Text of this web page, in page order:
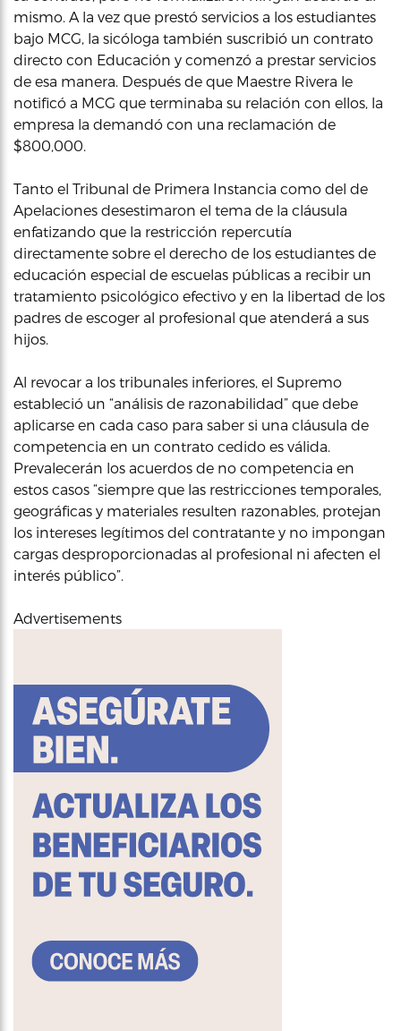
mismo. A la vez que prestó servicios a los estudiantes
bajo MCG, la sicóloga también suscribió un contrato
directo con Educación y comenzó a prestar servicios
de esa manera. Después de que Maestre Rivera le
notificó a MCG que terminaba su relación con ellos, la
empresa la demandó con una reclamación de
$800,000.
Tanto el Tribunal de Primera Instancia como del de
Apelaciones desestimaron el tema de la cláusula
enfatizando que la restricción repercutía
directamente sobre el derecho de los estudiantes de
educación especial de escuelas públicas a recibir un
tratamiento psicológico efectivo y en la libertad de los
padres de escoger al profesional que atenderá a sus
hijos.
Al revocar a los tribunales inferiores, el Supremo
estableció un “análisis de razonabilidad” que debe
aplicarse en cada caso para saber si una cláusula de
competencia en un contrato cedido es válida.
Prevalecerán los acuerdos de no competencia en
estos casos “siempre que las restricciones temporales,
geográficas y materiales resulten razonables, protejan
los intereses legítimos del contratante y no impongan
cargas desproporcionadas al profesional ni afecten el
interés público”.
Advertisements